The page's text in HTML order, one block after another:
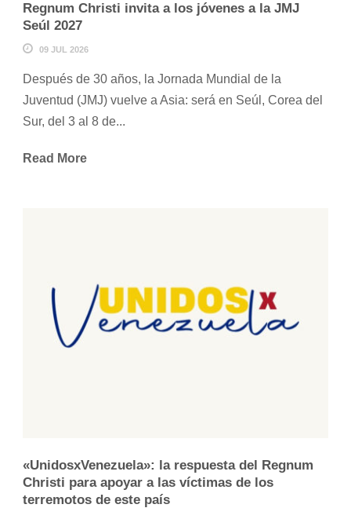
Regnum Christi invita a los jóvenes a la JMJ
Seúl 2027
09 JUL 2026
Después de 30 años, la Jornada Mundial de la
Juventud (JMJ) vuelve a Asia: será en Seúl, Corea del
Sur, del 3 al 8 de...
Read More
«UnidosxVenezuela»: la respuesta del Regnum
Christi para apoyar a las víctimas de los
terremotos de este país